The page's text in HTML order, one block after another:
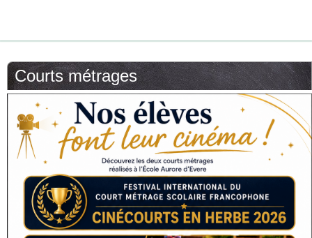
Courts métrages